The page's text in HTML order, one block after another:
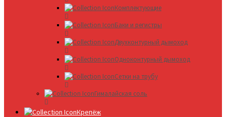
Комплектующие
Баки и регистры
Двухконтурный дымоход
Одноконтурный дымоход
Сетки на трубу
Гималайская соль
Крепёж